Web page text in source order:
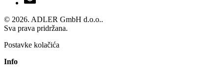
© 2026. ADLER GmbH d.o.o..
Sva prava pridržana.
Postavke kolačića
Info